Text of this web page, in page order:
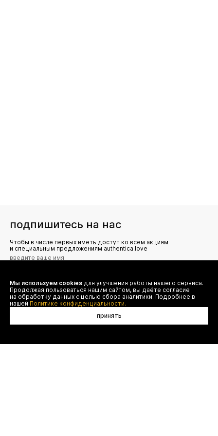
подпишитесь на нас
Чтобы в числе первых иметь доступ ко всем акциям
и специальным предложениям authentica.love
Я даю согласие на сбор, обработку и хранение моих
персональных данных (имя, email, телефон) для получения
рекламных и информационных рассылок от ООО 'БТ
Юнайтед', а также ознакомлен(а) с
Политикой конфиденциальности
Мы используем cookies для улучшения работы нашего сервиса.
Продолжая пользоваться нашим сайтом, вы даёте согласие
на обработку данных с целью сбора аналитики. Подробнее в
нашей Политике конфиденциальности.
принять